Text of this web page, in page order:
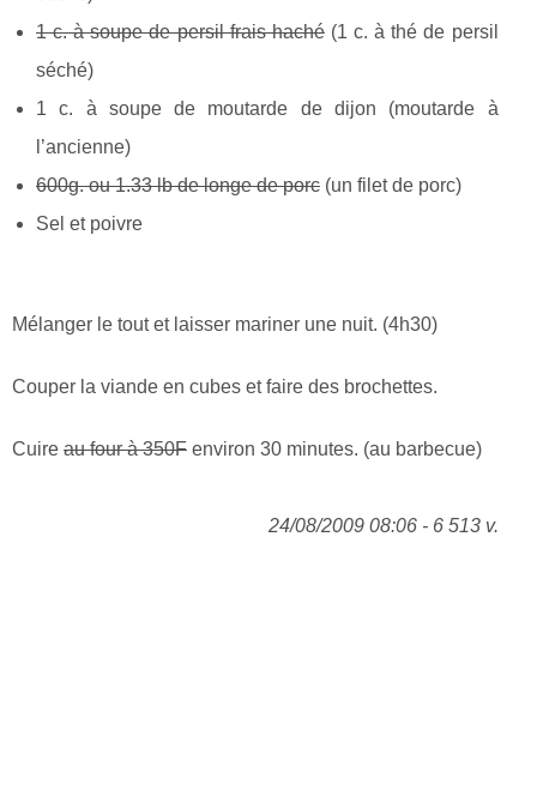
1 c. à soupe de persil frais haché(1 c. à thé de persil
séché)
1 c. à soupe de moutarde de dijon (moutarde à
l’ancienne)
600g. ou 1.33 lb de longe de porc (un filet de porc)
Sel et poivre
Mélanger le tout et laisser mariner une nuit. (4h30)
Couper la viande en cubes et faire des brochettes.
Cuire au four à 350F environ 30 minutes. (au barbecue)
24/08/2009 08:06 - 6 513 v.